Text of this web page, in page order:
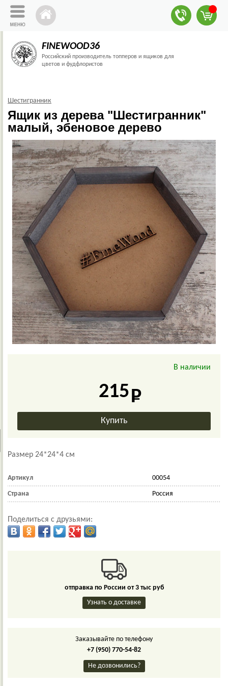
FINEWOOD36
Российский производитель топперов и ящиков для
цветов и фудфлористов
Шестигранник
Ящик из дерева "Шестигранник"
малый, эбеновое дерево
В наличии
215
Размер 24*24*4 см
Артикул 00054
Страна Россия
Поделиться с друзьями:
отправка по России от 3 тыс руб
Узнать о доставке
Заказывайте по телефону
+7 (950) 770-54-82
Не дозвонились?